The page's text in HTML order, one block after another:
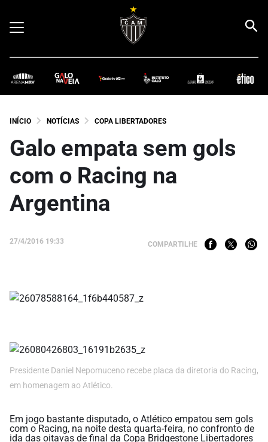
INÍCIO NOTÍCIAS COPA LIBERTADORES
Galo empata sem gols
com o Racing na
Argentina
27/4/2016 19:33 COMPARTILHE
Presidente Daniel Nepomuceno recebe placa da diretoria do Racing,
em homenagem ao Atlético.
Em jogo bastante disputado, o Atlético empatou sem gols
com o Racing, na noite desta quarta-feira, no confronto de
ida das oitavas de final da Copa Bridgestone Libertadores